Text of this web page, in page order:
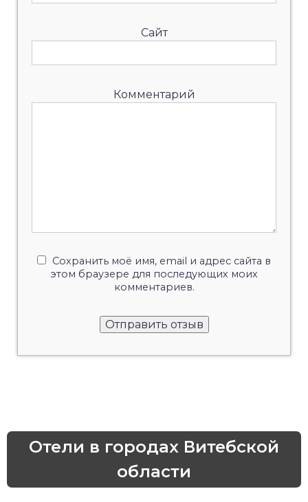
Сайт
Комментарий
Сохранить моё имя, email и адрес сайта в
этом браузере для последующих моих
комментариев.
Отели в городах Витебской
области